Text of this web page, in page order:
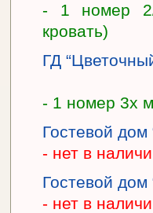
- 1 номер 2/
кровать)
ГД
- 1 номер 3х
Гостевой дом
- нет в
Гостевой дом
- нет в